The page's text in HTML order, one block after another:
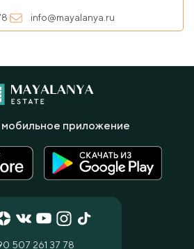
info@mayalanya.ru
507 261 37 78
приложение